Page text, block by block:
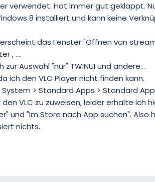
verwendet. Hat immer gut geklappt.
8 installiert und kann keine
das Fenster "Öffnen von
, ....
Auswahl "nur" TWINUI und andere...
ich den VLC Player nicht finden kann.
> Standard Apps > Standard
VLC zu zuweisen, leider erhalte ich
und "Im Store nach App suchen". Also
nichts.